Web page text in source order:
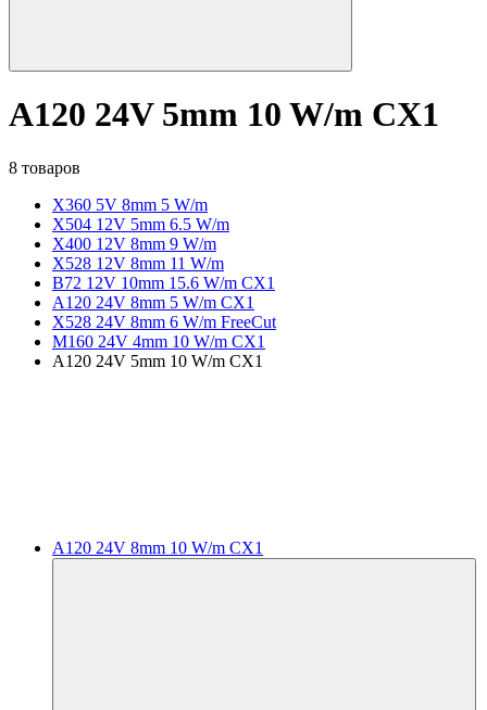
A120 24V 5mm 10 W/m CX1
8 товаров
X360 5V 8mm 5 W/m
X504 12V 5mm 6.5 W/m
X400 12V 8mm 9 W/m
X528 12V 8mm 11 W/m
B72 12V 10mm 15.6 W/m CX1
A120 24V 8mm 5 W/m CX1
X528 24V 8mm 6 W/m FreeCut
M160 24V 4mm 10 W/m CX1
A120 24V 5mm 10 W/m CX1
A120 24V 8mm 10 W/m CX1